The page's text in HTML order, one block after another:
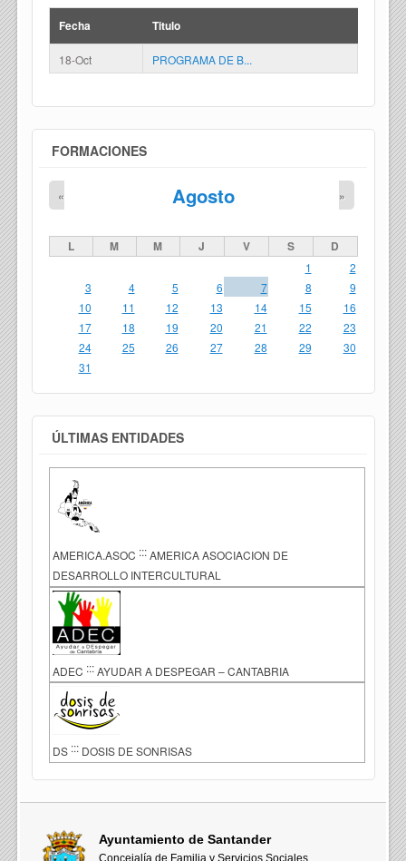
Fecha Titulo
18-Oct PROGRAMA DE B...
FORMACIONES
Agosto
« »
L M M J V S D
1
2
3
4 5 6 7 8
9
10
11 12 13 14 15
16
17
18 19 20 21 22
23
24
25 26 27 28 29
30
31
ÚLTIMAS ENTIDADES
AMERICA.ASOC ::: AMERICA ASOCIACION DE
DESARROLLO INTERCULTURAL
ADEC ::: AYUDAR A DESPEGAR – CANTABRIA
DS ::: DOSIS DE SONRISAS
Ayuntamiento de Santander
Concejalía de Familia y Servicios Sociales